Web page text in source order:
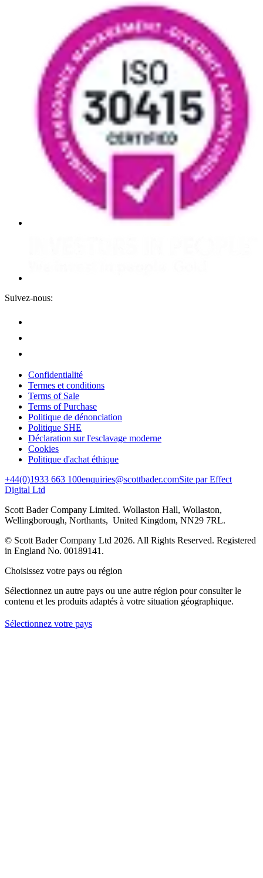
Suivez-nous:
Confidentialité
Termes et conditions
Terms of Sale
Terms of Purchase
Politique de dénonciation
Politique SHE
Déclaration sur l'esclavage moderne
Cookies
Politique d'achat éthique
+44(0)1933 663 100enquiries@scottbader.comSite par Effect
Digital Ltd
Scott Bader Company Limited. Wollaston Hall, Wollaston,
Wellingborough, Northants, United Kingdom, NN29 7RL.
© Scott Bader Company Ltd 2026. All Rights Reserved. Registered
in England No. 00189141.
Choisissez votre pays ou région
Sélectionnez un autre pays ou une autre région pour consulter le
contenu et les produits adaptés à votre situation géographique.
Sélectionnez votre pays